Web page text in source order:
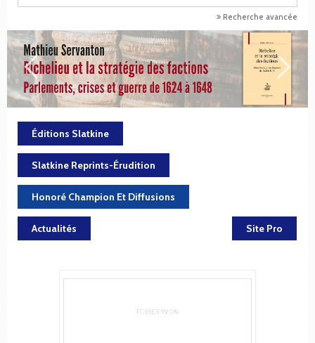
Recherche avancée
Éditions Slatkine
Slatkine Reprints-Érudition
Honoré Champion Et Diffusions
Actualités Site Pro